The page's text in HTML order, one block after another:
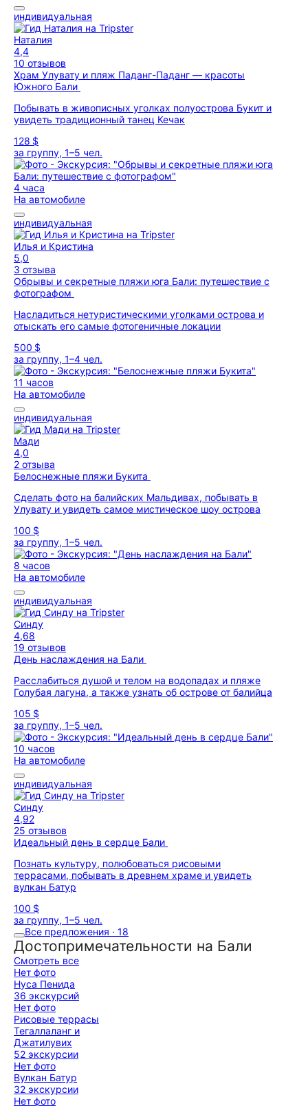
индивидуальная
Наталия
4,4
10 отзывов
Храм Улувату и пляж Паданг-Паданг — красоты
Южного Бали
Побывать в живописных уголках полуострова Букит и
увидеть традиционный танец Кечак
128 $
за группу, 1–5 чел.
4 часа
На автомобиле
индивидуальная
Илья и Кристина
5,0
3 отзыва
Обрывы и секретные пляжи юга Бали: путешествие с
фотографом
Насладиться нетуристическими уголками острова и
отыскать его самые фотогеничные локации
500 $
за группу, 1–4 чел.
11 часов
На автомобиле
индивидуальная
Мади
4,0
2 отзыва
Белоснежные пляжи Букита
Сделать фото на балийских Мальдивах, побывать в
Улувату и увидеть самое мистическое шоу острова
100 $
за группу, 1–5 чел.
8 часов
На автомобиле
индивидуальная
Синду
4,68
19 отзывов
День наслаждения на Бали
Расслабиться душой и телом на водопадах и пляже
Голубая лагуна, а также узнать об острове от балийца
105 $
за группу, 1–5 чел.
10 часов
На автомобиле
индивидуальная
Синду
4,92
25 отзывов
Идеальный день в сердце Бали
Познать культуру, полюбоваться рисовыми
террасами, побывать в древнем храме и увидеть
вулкан Батур
100 $
за группу, 1–5 чел.
Все предложения · 18
Достопримечательности на Бали
Смотреть все
Нет фото
Нуса Пенида
36 экскурсий
Нет фото
Рисовые террасы
Тегаллаланг и
Джатилувих
52 экскурсии
Нет фото
Вулкан Батур
32 экскурсии
Нет фото